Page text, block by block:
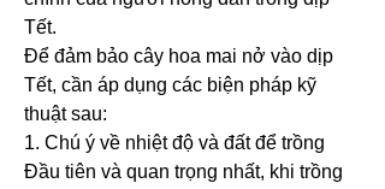
Tết.
Để đảm bảo cây hoa mai nở vào dịp
Tết, cần áp dụng các biện pháp kỹ
thuật sau:
1. Chú ý về nhiệt độ và đất để trồng
Đầu tiên và quan trọng nhất, khi trồng